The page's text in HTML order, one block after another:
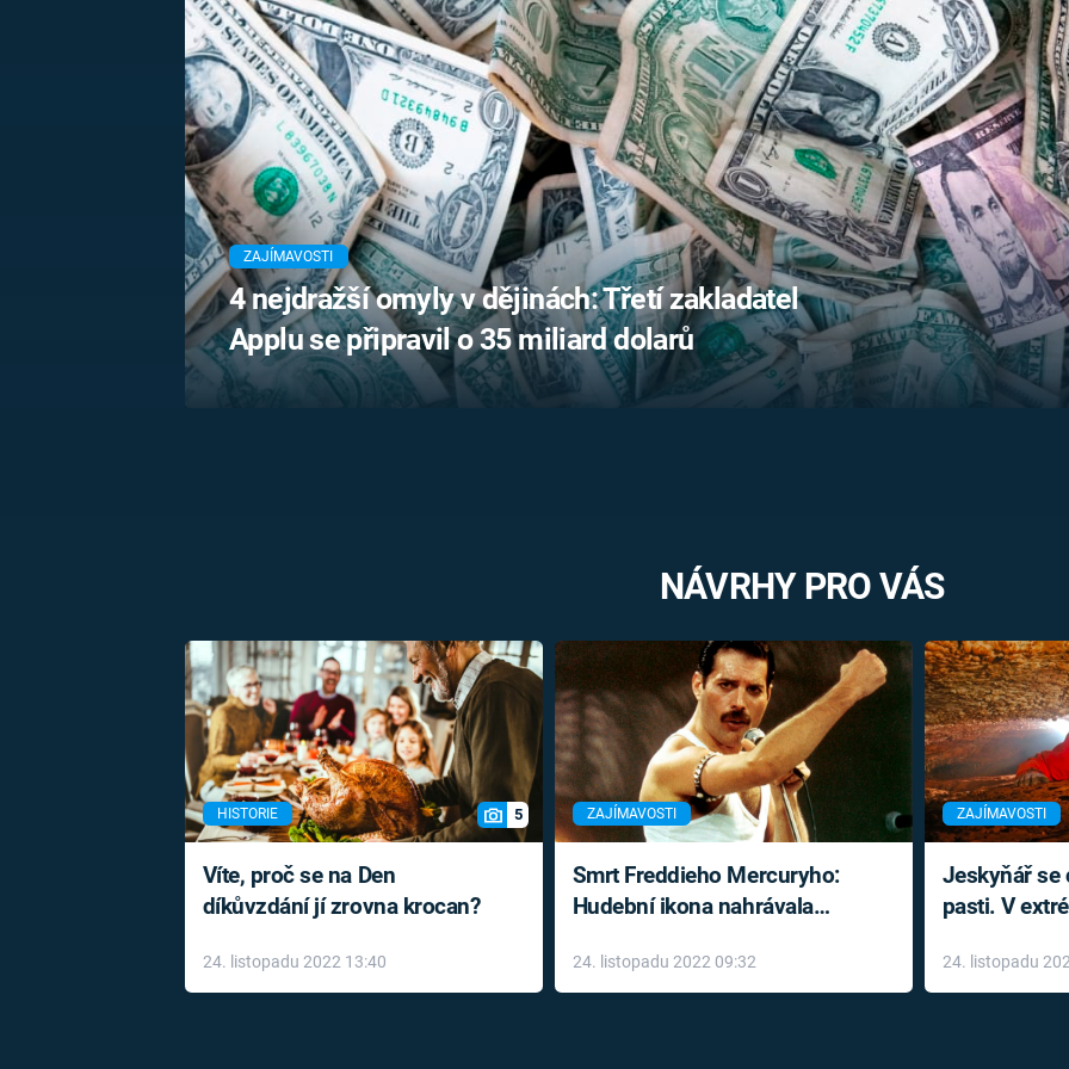
PRVNÍ SVĚTOVÁ
MARIE TEREZIE
NAPOLEON
BONAPARTE
BRITSKÁ
KRÁLOVSKÁ
RODINA
UFO A
MIMOZEMŠŤANÉ
UTAJENÉ PŘÍBĚHY
ČESKÝCH DĚJIN
ALTERNATIVNÍ
HISTORIE
FILMY
REALITA
HORORY
REALITA
OPTICKÉ
KLAMY
ZAJÍMAVOSTI
4 nejdražší omyly v dějinách: Třetí zakladatel
Applu se připravil o 35 miliard dolarů
NÁVRHY PRO VÁS
HISTORIE 5
Víte, proč se na Den
díkůvzdání jí zrovna krocan?
24. listopadu 2022 13:40
ZAJÍMAVOSTI
Smrt Freddieho Mercuryho:
Hudební ikona nahrávala
léky
24. listopadu 2022 09:32
ZAJÍMAVOSTI
Jeskyňář se
pasti. V
24. listopadu